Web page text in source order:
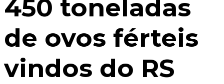
450 toneladas
de ovos férteis
vindos do RS